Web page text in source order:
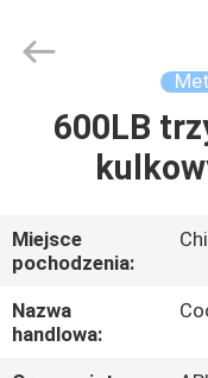
PRODUKTY
O
group.
600LB
Miejsce
pochodzenia:
Nazwa
handlowa: